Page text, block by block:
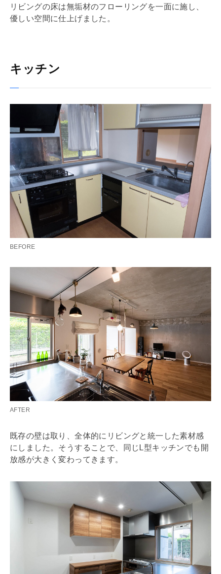
リビングの床は無垢材のフローリングを一面に施し、
優しい空間に仕上げました。
キッチン
BEFORE
AFTER
既存の壁は取り、全体的にリビングと統一した素材感
にしました。そうすることで、同じL型キッチンでも開
放感が大きく変わってきます。